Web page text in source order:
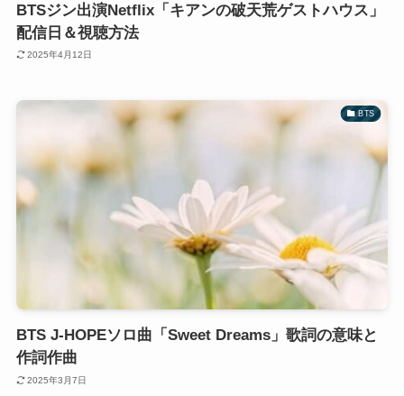
BTSジン出演Netflix「キアンの破天荒ゲストハウス」
配信日＆視聴方法
2025年4月12日
BTS
BTS J-HOPEソロ曲「Sweet Dreams」歌詞の意味と
作詞作曲
2025年3月7日